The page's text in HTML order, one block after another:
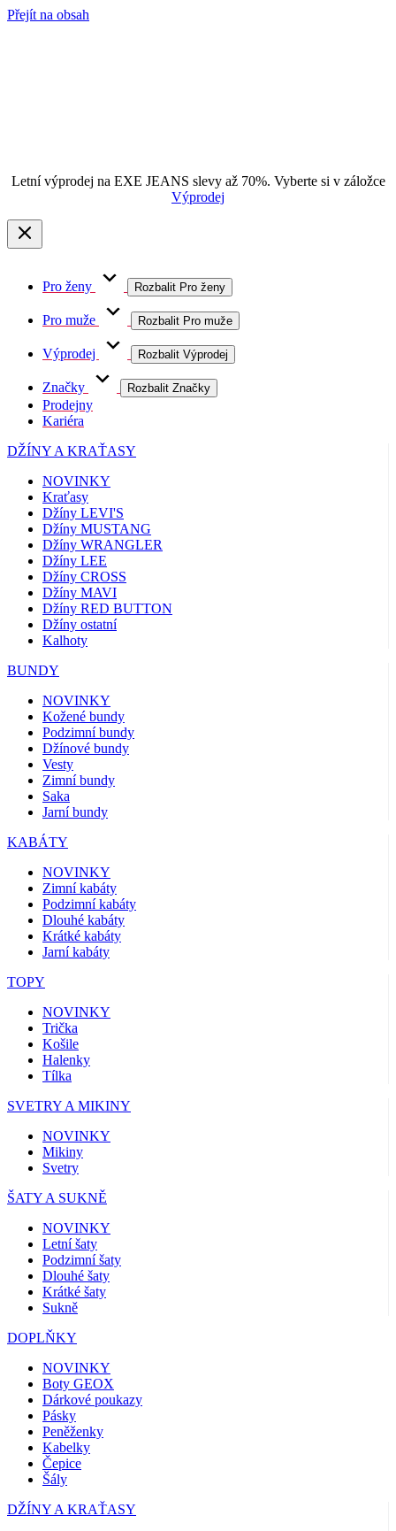
Přejít na obsah
Letní výprodej na EXE JEANS slevy až 70%. Vyberte si v záložce
Výprodej
Pro ženy Rozbalit Pro ženy
Pro muže Rozbalit Pro muže
Výprodej Rozbalit Výprodej
Značky Rozbalit Značky
Prodejny
Kariéra
DŽÍNY A KRAŤASY
NOVINKY
Kraťasy
Džíny LEVI'S
Džíny MUSTANG
Džíny WRANGLER
Džíny LEE
Džíny CROSS
Džíny MAVI
Džíny RED BUTTON
Džíny ostatní
Kalhoty
BUNDY
NOVINKY
Kožené bundy
Podzimní bundy
Džínové bundy
Vesty
Zimní bundy
Saka
Jarní bundy
KABÁTY
NOVINKY
Zimní kabáty
Podzimní kabáty
Dlouhé kabáty
Krátké kabáty
Jarní kabáty
TOPY
NOVINKY
Trička
Košile
Halenky
Tílka
SVETRY A MIKINY
NOVINKY
Mikiny
Svetry
ŠATY A SUKNĚ
NOVINKY
Letní šaty
Podzimní šaty
Dlouhé šaty
Krátké šaty
Sukně
DOPLŇKY
NOVINKY
Boty GEOX
Dárkové poukazy
Pásky
Peněženky
Kabelky
Čepice
Šály
DŽÍNY A KRAŤASY